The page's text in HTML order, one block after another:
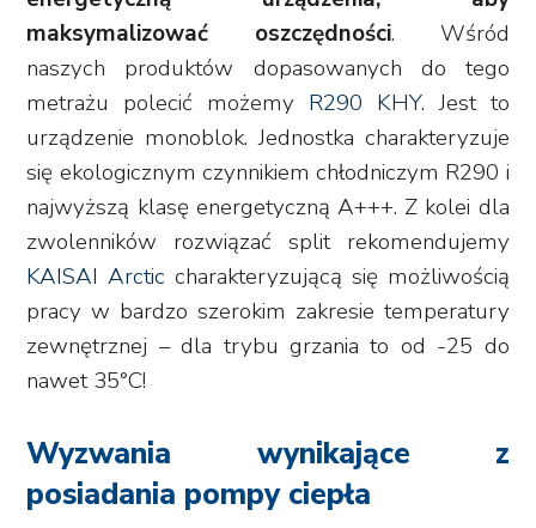
maksymalizować oszczędności. Wśród
naszych produktów dopasowanych do tego
metrażu polecić możemy R290 KHY. Jest to
urządzenie monoblok. Jednostka charakteryzuje
się ekologicznym czynnikiem chłodniczym R290 i
najwyższą klasę energetyczną A+++. Z kolei dla
zwolenników rozwiązać split rekomendujemy
KAISAI Arctic charakteryzującą się możliwością
pracy w bardzo szerokim zakresie temperatury
zewnętrznej – dla trybu grzania to od -25 do
nawet 35°C!
Wyzwania wynikające z
posiadania pompy ciepła